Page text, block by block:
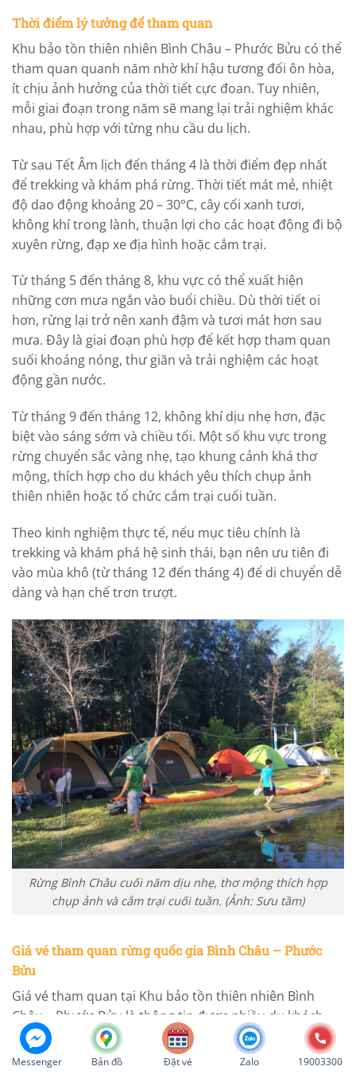
Thời điểm lý tưởng để tham quan
Khu bảo tồn thiên nhiên Bình Châu – Phước Bửu có thể
tham quan quanh năm nhờ khí hậu tương đối ôn hòa,
ít chịu ảnh hưởng của thời tiết cực đoan. Tuy nhiên,
mỗi giai đoạn trong năm sẽ mang lại trải nghiệm khác
nhau, phù hợp với từng nhu cầu du lịch.
Từ sau Tết Âm lịch đến tháng 4 là thời điểm đẹp nhất
để trekking và khám phá rừng. Thời tiết mát mẻ, nhiệt
độ dao động khoảng 20 – 30°C, cây cối xanh tươi,
không khí trong lành, thuận lợi cho các hoạt động đi bộ
xuyên rừng, đạp xe địa hình hoặc cắm trại.
Từ tháng 5 đến tháng 8, khu vực có thể xuất hiện
những cơn mưa ngắn vào buổi chiều. Dù thời tiết oi
hơn, rừng lại trở nên xanh đậm và tươi mát hơn sau
mưa. Đây là giai đoạn phù hợp để kết hợp tham quan
suối khoáng nóng, thư giãn và trải nghiệm các hoạt
động gần nước.
Từ tháng 9 đến tháng 12, không khí dịu nhẹ hơn, đặc
biệt vào sáng sớm và chiều tối. Một số khu vực trong
rừng chuyển sắc vàng nhẹ, tạo khung cảnh khá thơ
mộng, thích hợp cho du khách yêu thích chụp ảnh
thiên nhiên hoặc tổ chức cắm trại cuối tuần.
Theo kinh nghiệm thực tế, nếu mục tiêu chính là
trekking và khám phá hệ sinh thái, bạn nên ưu tiên đi
vào mùa khô (từ tháng 12 đến tháng 4) để di chuyển dễ
dàng và hạn chế trơn trượt.
Rừng Bình Châu cuối năm dịu nhẹ, thơ mộng thích hợp
chụp ảnh và cắm trại cuối tuần. (Ảnh: Sưu tầm)
Giá vé tham quan rừng quốc gia Bình Châu – Phước
Bửu
Giá vé tham quan tại Khu bảo tồn thiên nhiên Bình
Châu – Phước Bửu là thông tin được nhiều du khách
quan tâm trước khi lên kế hoạch khám phá. Tùy theo
loại hình trải nghiệm, mức phí có thể khác nhau.
Messenger Bản đồ Đặt vé Zalo 19003300